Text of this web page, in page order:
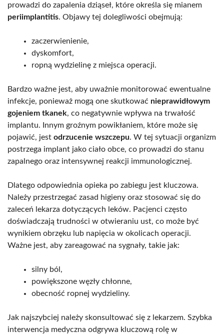
prowadzi do zapalenia dziąseł, które określa się mianem
periimplantitis. Objawy tej dolegliwości obejmują:
zaczerwienienie,
dyskomfort,
ropną wydzielinę z miejsca operacji.
Bardzo ważne jest, aby uważnie monitorować ewentualne
infekcje, ponieważ mogą one skutkować nieprawidłowym
gojeniem tkanek, co negatywnie wpływa na trwałość
implantu. Innym groźnym powikłaniem, które może się
pojawić, jest odrzucenie wszczepu. W tej sytuacji organizm
postrzega implant jako ciało obce, co prowadzi do stanu
zapalnego oraz intensywnej reakcji immunologicznej.
Dlatego odpowiednia opieka po zabiegu jest kluczowa.
Należy przestrzegać zasad higieny oraz stosować się do
zaleceń lekarza dotyczących leków. Pacjenci często
doświadczają trudności w otwieraniu ust, co może być
wynikiem obrzęku lub napięcia w okolicach operacji.
Ważne jest, aby zareagować na sygnały, takie jak:
silny ból,
powiększone węzły chłonne,
obecność ropnej wydzieliny.
Jak najszybciej należy skonsultować się z lekarzem. Szybka
interwencja medyczna odgrywa kluczową rolę w